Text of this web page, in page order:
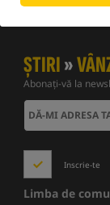
ȘTIRI»
Abonați-vă la
Inscrie-te
Limba de